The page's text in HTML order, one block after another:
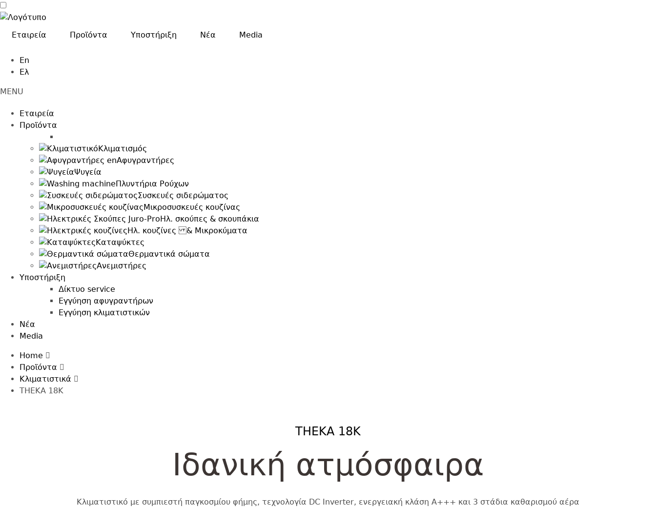
Παράκαμψη
προς
κυρίως
Εταιρεία Προϊόντα Υποστήριξη Nέα Media
En
Ελ
MENU
Main
navigation
Εταιρεία
Προϊόντα
Κλιματισμός
Αφυγραντήρες
Ψυγεία
Πλυντήρια Ρούχων
Συσκευές σιδερώματος
Μικροσυσκευές κουζίνας
Ηλ. σκούπες & σκουπάκια
Ηλ. κουζίνες & Μικροκύματα
Καταψύκτες
Θερμαντικά σώματα
Ανεμιστήρες
Υποστήριξη
Δίκτυο service
Εγγύηση αφυγραντήρων
Εγγύηση κλιματιστικών
Nέα
Media
Back
top
Breadcrumb
Home
Προϊόντα
Κλιματιστικά
THEKA 18K
THEKA 18K
Ιδανική ατμόσφαιρα
Κλιματιστικό με συμπιεστή παγκοσμίου φήμης, τεχνολογία DC Inverter, ενεργειακή κλάση Α+++ και 3 στάδια καθαρισμού αέρα